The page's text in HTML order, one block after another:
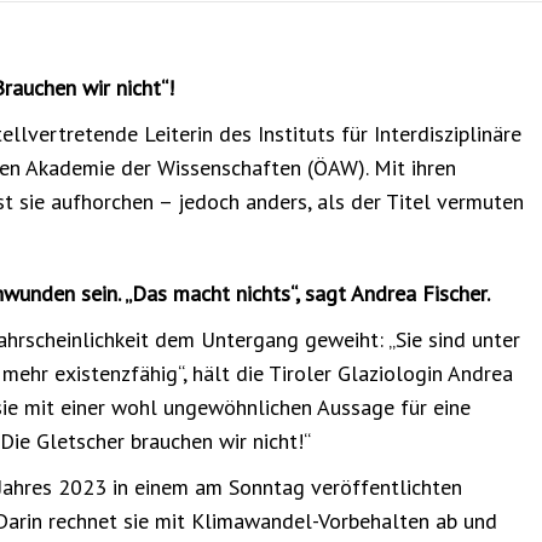
wir nicht“!
Leiterin des Instituts für Interdisziplinäre
Akademie der Wissenschaften (ÖAW). Mit ihren
sie aufhorchen – jedoch anders, als der Titel vermuten
sein. „Das macht nichts“, sagt Andrea Fischer.
dem Untergang geweiht: „Sie sind unter
existenzfähig“, hält die Tiroler Glaziologin Andrea
mit einer wohl ungewöhnlichen Aussage für eine
Gletscher brauchen wir nicht!“
2023 in einem am Sonntag veröffentlichten
rechnet sie mit Klimawandel-Vorbehalten ab und